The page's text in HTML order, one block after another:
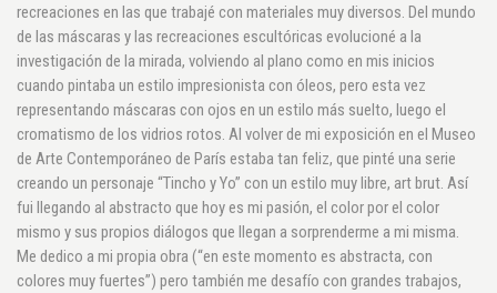
recreaciones en las que trabajé con materiales muy diversos. Del mundo
de las máscaras y las recreaciones escultóricas evolucioné a la
investigación de la mirada, volviendo al plano como en mis inicios
cuando pintaba un estilo impresionista con óleos, pero esta vez
representando máscaras con ojos en un estilo más suelto, luego el
cromatismo de los vidrios rotos. Al volver de mi exposición en el Museo
de Arte Contemporáneo de París estaba tan feliz, que pinté una serie
creando un personaje “Tincho y Yo” con un estilo muy libre, art brut. Así
fui llegando al abstracto que hoy es mi pasión, el color por el color
mismo y sus propios diálogos que llegan a sorprenderme a mi misma.
Me dedico a mi propia obra (“en este momento es abstracta, con
colores muy fuertes”) pero también me desafío con grandes trabajos,